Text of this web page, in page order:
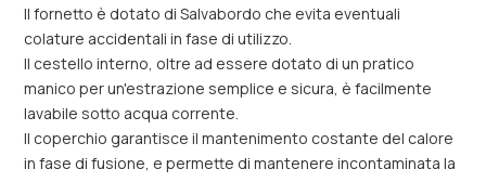
Il fornetto è dotato di Salvabordo che evita eventuali
colature accidentali in fase di utilizzo.
Il cestello interno, oltre ad essere dotato di un pratico
manico per un'estrazione semplice e sicura, è facilmente
lavabile sotto acqua corrente.
Il coperchio garantisce il mantenimento costante del calore
in fase di fusione, e permette di mantenere incontaminata la